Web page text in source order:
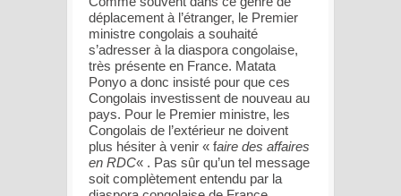
déplacement à l’étranger, le Premier
ministre congolais a souhaité
s’adresser à la diaspora congolaise,
très présente en France. Matata
Ponyo a donc insisté pour que ces
Congolais investissent de nouveau au
pays. Pour le Premier ministre, les
Congolais de l’extérieur ne doivent
plus hésiter à venir « faire des affaires
en RDC« . Pas sûr qu’un tel message
soit complètement entendu par la